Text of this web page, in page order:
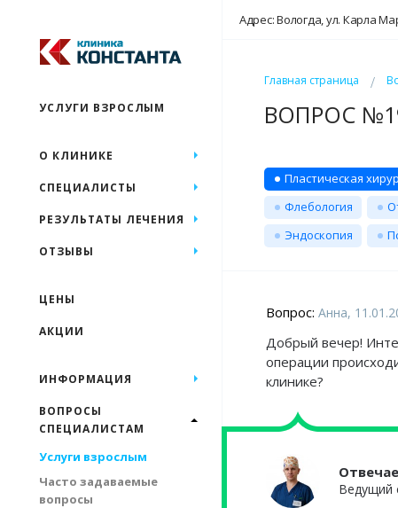
Адрес: Вологда, ул. Карла
Главная страница
ВОПРОС
Пластическая
Флебология
Эндоскопия
Вопрос: Анна,
Добрый вечер!
операции
клинике?
Ведущий
УСЛУГИ ВЗРОСЛЫМ
О КЛИНИКЕ
СПЕЦИАЛИСТЫ
РЕЗУЛЬТАТЫ ЛЕЧЕНИЯ
ОТЗЫВЫ
ЦЕНЫ
АКЦИИ
ИНФОРМАЦИЯ
ВОПРОСЫ
СПЕЦИАЛИСТАМ
Услуги взрослым
Часто задаваемые
вопросы